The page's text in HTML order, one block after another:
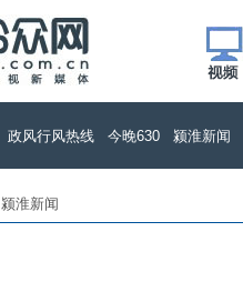
政风行风热线 今晚630 颍淮新闻
颍淮新闻